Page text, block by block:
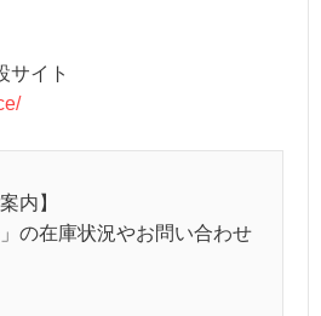
サイト
内】
の在庫状況やお問い合わせ